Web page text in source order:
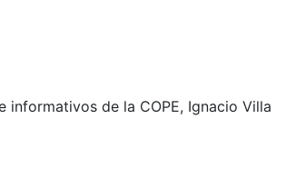
informativos de la COPE, Ignacio Villa